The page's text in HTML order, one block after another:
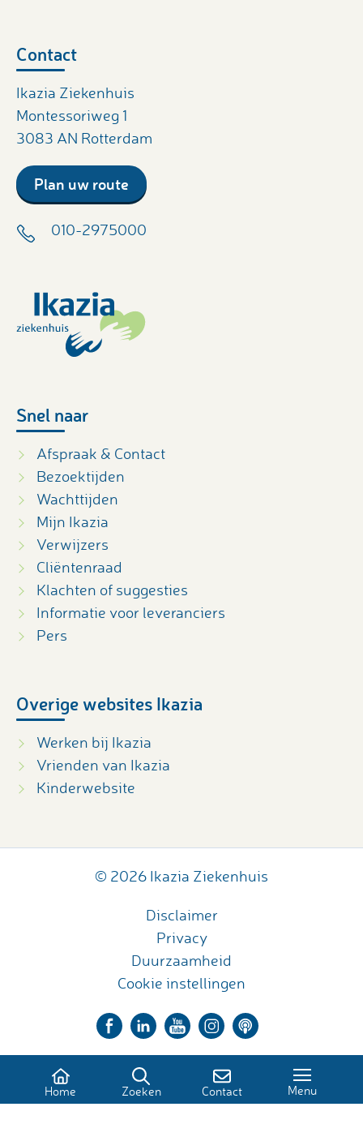
Contact
Ikazia Ziekenhuis
Montessoriweg 1
3083 AN Rotterdam
Plan uw route
010-2975000
Snel naar
Afspraak & Contact
Bezoektijden
Wachttijden
Mijn Ikazia
Verwijzers
Cliëntenraad
Klachten of suggesties
Informatie voor leveranciers
Pers
Overige websites Ikazia
Werken bij Ikazia
Vrienden van Ikazia
Kinderwebsite
© 2026 Ikazia Ziekenhuis
Disclaimer
Privacy
Duurzaamheid
Cookie instellingen
Home Zoeken Contact Menu